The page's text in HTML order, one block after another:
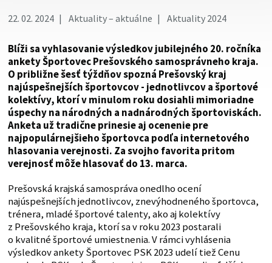
22. 02. 2024 Aktuality – aktuálne Aktuality 2024
Blíži sa vyhlasovanie výsledkov jubilejného 20. ročníka
ankety Športovec Prešovského samosprávneho kraja.
O približne šesť týždňov spozná Prešovský kraj
najúspešnejších športovcov - jednotlivcov a športové
kolektívy, ktorí v minulom roku dosiahli mimoriadne
úspechy na národných a nadnárodných športoviskách.
Anketa už tradične prinesie aj ocenenie pre
najpopulárnejšieho športovca podľa internetového
hlasovania verejnosti. Za svojho favorita pritom
verejnosť môže hlasovať do 13. marca.
Prešovská krajská samospráva onedlho ocení
najúspešnejších jednotlivcov, znevýhodneného športovca,
trénera, mladé športové talenty, ako aj kolektívy
z Prešovského kraja, ktorí sa v roku 2023 postarali
o kvalitné športové umiestnenia. V rámci vyhlásenia
výsledkov ankety Športovec PSK 2023 udelí tiež Cenu